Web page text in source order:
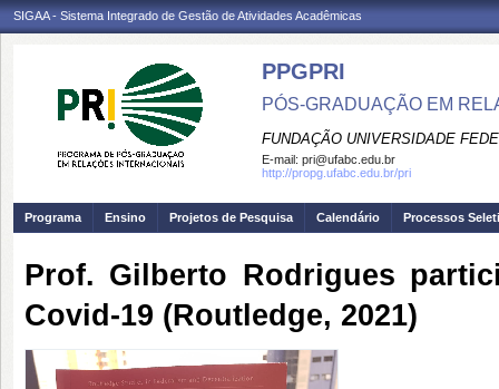
SIGAA - Sistema Integrado de Gestão de Atividades Acadêmicas
PPGPRI
PÓS-GRADUAÇÃO EM
FUNDAÇÃO UNIVERSIDADE
E-mail: pri@ufabc.edu.br
http://propg.ufabc.edu.br/pri
Programa Ensino Projetos de Pesquisa Calendário Processos
Prof. Gilberto Rodrigues
Covid-19 (Routledge, 2021)